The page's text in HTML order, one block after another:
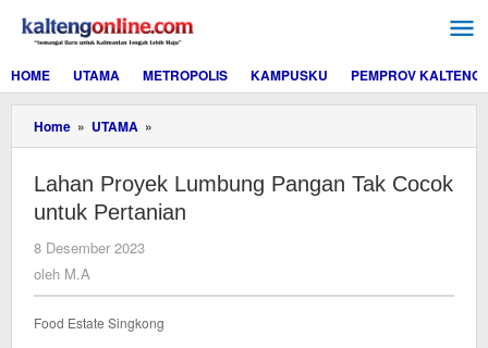
konten
HOME
UTAMA METROPOLIS KAMPUSKU PEMPROV KALTENG
Home » UTAMA »
Proyek
Pangan
Tak
Cocok
Lahan Proyek Lumbung Pangan Tak Cocok
untuk Pertanian
8 Desember 2023
oleh M.A
Food Estate Singkong